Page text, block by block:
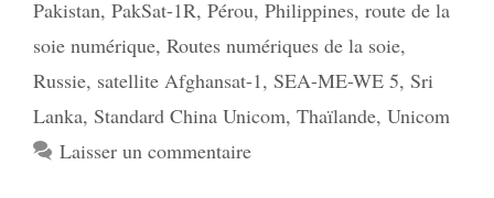
Pakistan, PakSat-1R, Pérou, Philippines, route de la
soie numérique, Routes numériques de la soie,
Russie, satellite Afghansat-1, SEA-ME-WE 5, Sri
Lanka, Standard China Unicom, Thaïlande, Unicom
Laisser un commentaire